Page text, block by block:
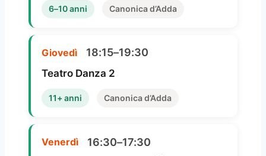
6–10 anni Canonica d’Adda
Giovedì 18:15–19:30
Teatro Danza 2
11+ anni Canonica d’Adda
Venerdì 16:30–17:30